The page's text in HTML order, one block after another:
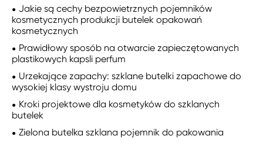
Jakie są cechy bezpowietrznych pojemników
kosmetycznych produkcji butelek opakowań
kosmetycznych
Prawidłowy sposób na otwarcie zapieczętowanych
plastikowych kapsli perfum
Urzekające zapachy: szklane butelki zapachowe do
wysokiej klasy wystroju domu
Kroki projektowe dla kosmetyków do szklanych
butelek
Zielona butelka szklana pojemnik do pakowania